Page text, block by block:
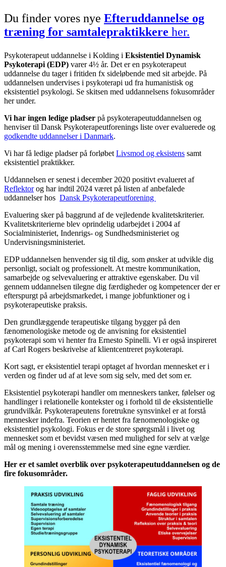
Du finder vores nye Efteruddannelse og
træning for samtalepraktikkere her.
Psykoterapeut uddannelse i Kolding i Eksistentiel Dynamisk
Psykoterapi (EDP) varer 4½ år. Det er en psykoterapeut
uddannelse du tager i fritiden fx sideløbende med sit arbejde. På
uddannelsen undervises i psykoterapi ud fra humanistisk og
eksistentiel psykologi. Se skitsen med uddannelsens fokusområder
her under.
Vi har ingen ledige pladser på psykoterapeutuddannelsen og
henviser til Dansk Psykoterapeutforenings liste over evaluerede og
godkendte uddannelser i Danmark.
Vi har få ledige pladser på forløbet Livsmod og eksistens samt
eksistentiel praktikker.
Uddannelsen er senest i december 2020 positivt evalueret af
Reflektorog har indtil 2024 været på listen af anbefalede
uddannelser hos Dansk Psykoterapeutforening
Evaluering sker på baggrund af de vejledende kvalitetskriterier.
Kvalitetskriterierne blev oprindelig udarbejdet i 2004 af
Socialministeriet, Indenrigs- og Sundhedsministeriet og
Undervisningsministeriet.
EDP uddannelsen henvender sig til dig, som ønsker at udvikle dig
personligt, socialt og professionelt. At mestre kommunikation,
samarbejde og selvevaluering er attraktive egenskaber. Du vil
gennem uddannelsen tilegne dig færdigheder og kompetencer der er
efterspurgt på arbejdsmarkedet, i mange jobfunktioner og i
psykoterapeutiske praksis.
Den grundlæggende terapeutiske tilgang bygger på den
fænomenologiske metode og de anvisning for eksistentiel
psykoterapi som vi henter fra Ernesto Spinelli. Vi er også inspireret
af Carl Rogers beskrivelse af klientcentreret psykoterapi.
Kort sagt, er eksistentiel terapi optaget af hvordan mennesket er i
verden og finder ud af at leve som sig selv, med det som er.
Eksistentiel psykoterapi handler om menneskers tanker, følelser og
handlinger i relationelle kontekster og i forhold til de eksistentielle
grundvilkår. Psykoterapeutens foretrukne synsvinkel er at forstå
mennesker indefra. Teorien er hentet fra fænomenologiske og
eksistentiel psykologi. Fokus er de store spørgsmål i livet og
mennesket som et bevidst væsen med mulighed for selv at vælge
mål og mening i overensstemmelse med sine egne værdier.
Her er et samlet overblik over psykoterapeutuddannelsen og de
fire fokusområder.